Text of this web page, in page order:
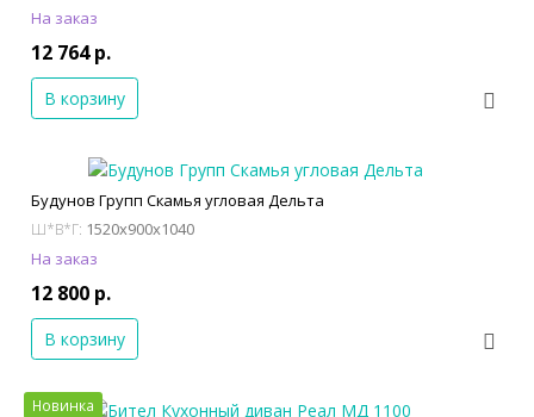
На заказ
12 764 р.
В корзину
Будунов Групп Скамья угловая Дельта
Ш*В*Г: 1520x900x1040
На заказ
12 800 р.
В корзину
Новинка